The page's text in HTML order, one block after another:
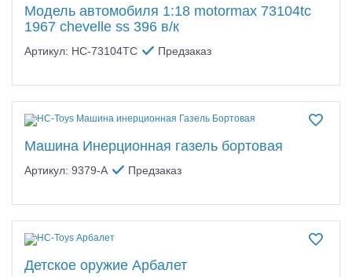
Модель автомобиля 1:18 motormax 73104tc
1967 chevelle ss 396 в/к
Артикул: HC-73104TC Предзаказ
Машина Инерционная газель бортовая
Артикул: 9379-A Предзаказ
Детское оружие Арбалет